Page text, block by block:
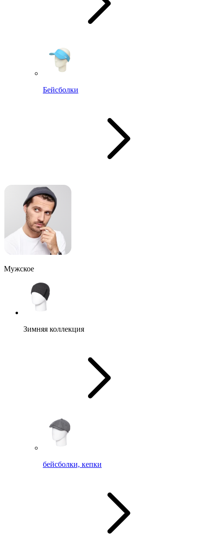
Бейсболки
Мужское
Зимняя коллекция
бейсболки, кепки